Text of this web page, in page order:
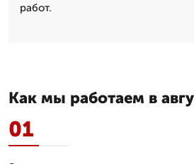
работ.
Как мы работаем в
01